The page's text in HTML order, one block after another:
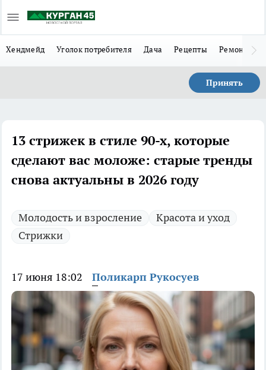
Хендмейд Уголок потребителя Дача Рецепты Ремонт
Принять
13 стрижек в стиле 90-х, которые
сделают вас моложе: старые тренды
снова актуальны в 2026 году
Молодость и взросление
Красота и уход
Стрижки
17 июня 18:02 Поликарп Рукосуев